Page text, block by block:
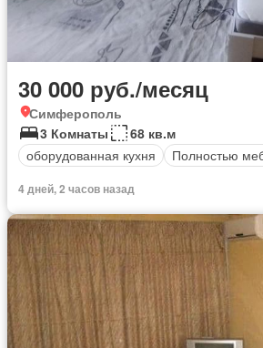
30 000 руб./месяц
Симферополь
3 Комнаты
68 кв.м
оборудованная кухня
Полностью
4 дней, 2 часов назад